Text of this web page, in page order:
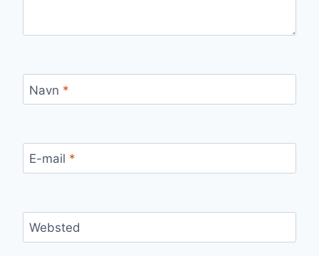
Navn *
E-mail *
Websted